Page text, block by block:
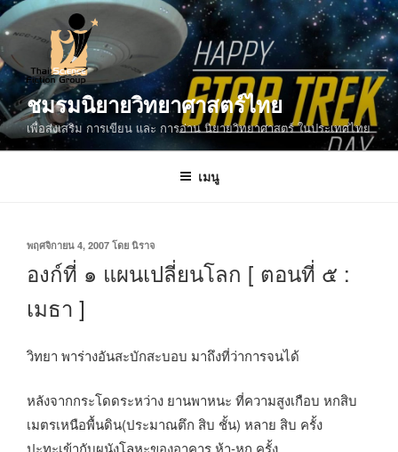
ข้าม
ไป
ยัง
บทความ
ชมรมนิยายวิทยาศาสตร์ไทย
เพื่อส่งเสริม การเขียน และ การอ่าน นิยายวิทยาศาสตร์ ในประเทศไทย
เมนู
เขียน
ที่
พฤศจิกายน 4, 2007 โดย นิราจ
องก์ที่ ๑ แผนเปลี่ยนโลก [ ตอนที่ ๕ :
เมธา ]
วิทยา พาร่างอันสะบักสะบอบ มาถึงที่ว่าการจนได้
หลังจากกระโดดระหว่าง ยานพาหนะ ที่ความสูงเกือบ หกสิบ
เมตรเหนือพื้นดิน(ประมาณตึก สิบ ชั้น) หลาย สิบ ครั้ง
ปะทะเข้ากับผนังโลหะของอาคาร ห้า-หก ครั้ง